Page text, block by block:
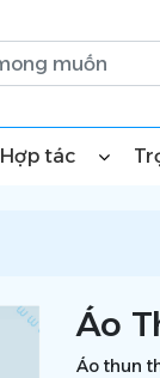
Hợp tác
Áo
Áo thun